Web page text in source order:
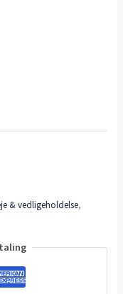
& vedligeholdelse,